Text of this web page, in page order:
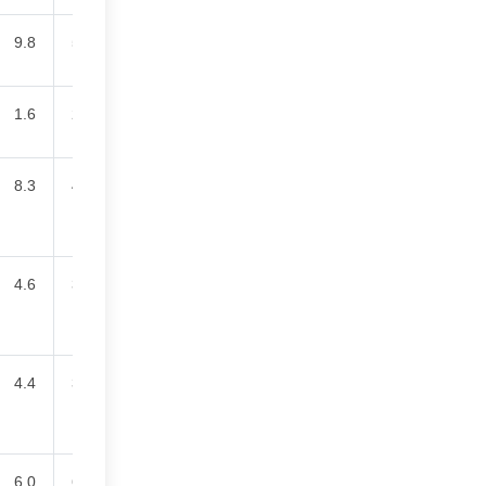
9.8 51.2
1.6
8.3 45.1
4.6 36.2
4.4 33.9
6.0 68.2